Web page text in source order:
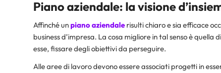
Piano aziendale: la visione
Affinché unpianoaziendale risulti chiaro e sia efficace
business d’impresa. La cosa migliore in tal senso è
esse, fissare degli obiettivi da perseguire.
Alle aree di lavoro devono essere associati progetti in